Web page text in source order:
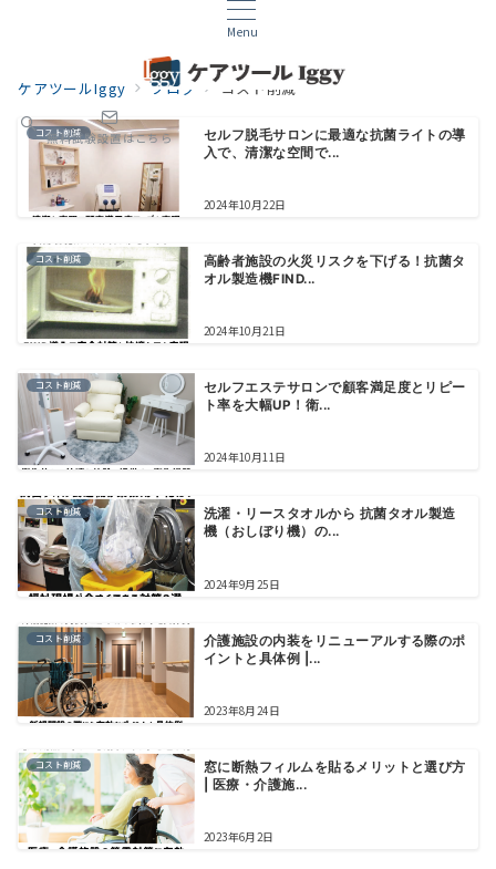
Menu
無料試験設置はこちら
ケアツールIggy ブログ コスト削減
コスト削減
セルフ脱毛サロンに最適な抗菌ライトの導
入で、清潔な空間で...
2024年10月22日
コスト削減
高齢者施設の火災リスクを下げる！抗菌タ
オル製造機FIND...
2024年10月21日
コスト削減
セルフエステサロンで顧客満足度とリピー
ト率を大幅UP！衛...
2024年10月11日
コスト削減
洗濯・リースタオルから 抗菌タオル製造
機（おしぼり機）の...
2024年9月25日
コスト削減
介護施設の内装をリニューアルする際のポ
イントと具体例 |...
2023年8月24日
コスト削減
窓に断熱フィルムを貼るメリットと選び方
| 医療・介護施...
2023年6月2日